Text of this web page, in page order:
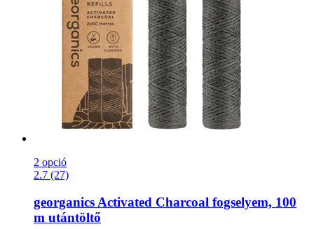
2 opció
2.7 (27)
georganics Activated Charcoal fogselyem, 100
m utántöltő